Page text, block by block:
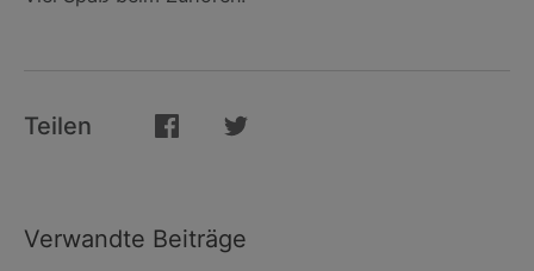
Teilen
Verwandte Beiträge